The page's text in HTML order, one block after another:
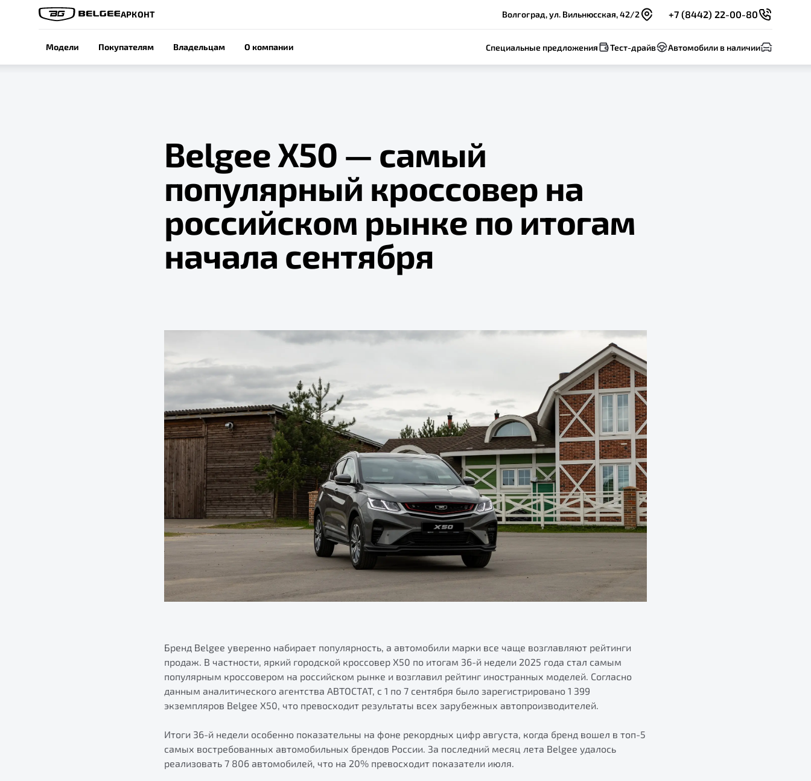
АРКОНТ Волгоград, ул. Вильнюсская, 42/2 +7 (8442) 22-00-80
Модели Покупателям Владельцам О компании Специальные предложения Тест-драйв Автомобили в наличии
Belgee X50 — самый
популярный кроссовер на
российском рынке по итогам
начала сентября
Бренд Belgee уверенно набирает популярность, а автомобили марки все чаще возглавляют рейтинги
продаж. В частности, яркий городской кроссовер X50 по итогам 36-й недели 2025 года стал самым
популярным кроссовером на российском рынке и возглавил рейтинг иностранных моделей. Согласно
данным аналитического агентства АВТОСТАТ, с 1 по 7 сентября было зарегистрировано 1 399
экземпляров Belgee X50, что превосходит результаты всех зарубежных автопроизводителей.
Итоги 36-й недели особенно показательны на фоне рекордных цифр августа, когда бренд вошел в топ-5
самых востребованных автомобильных брендов России. За последний месяц лета Belgee удалось
реализовать 7 806 автомобилей, что на 20% превосходит показатели июля.